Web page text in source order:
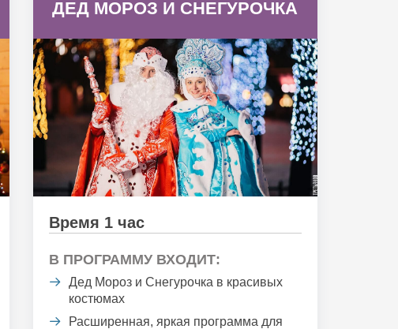
ДЕД МОРОЗ И СНЕГУРОЧКА
Время 1 час
В ПРОГРАММУ ВХОДИТ:
Дед Мороз и Снегурочка в красивых
костюмах
Расширенная, яркая программа для